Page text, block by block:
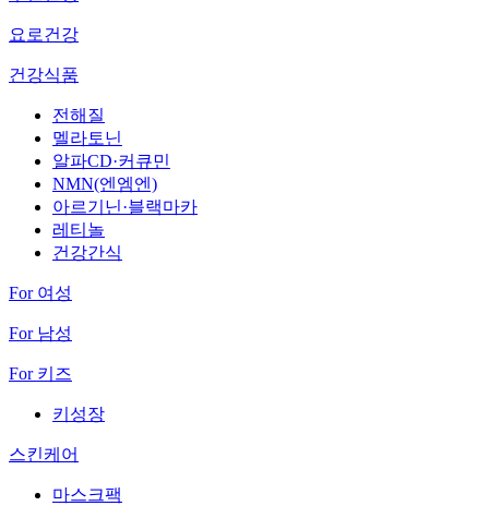
요로건강
건강식품
전해질
멜라토닌
알파CD·커큐민
NMN(엔엠엔)
아르기닌·블랙마카
레티놀
건강간식
For 여성
For 남성
For 키즈
키성장
스킨케어
마스크팩